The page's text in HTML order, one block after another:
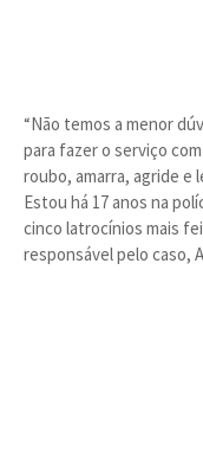
“Não temos a menor
para fazer o serviço
roubo, amarra, agride e
Estou há 17 anos na
cinco latrocínios mais
responsável pelo caso,